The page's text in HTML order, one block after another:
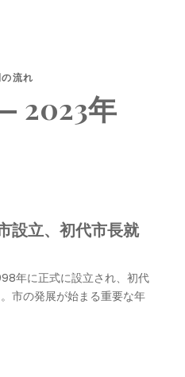
流れ
2023年
設立、初代市長就
年に正式に設立され、初代
市の発展が始まる重要な年